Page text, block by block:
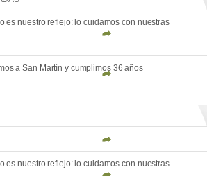
es nuestro reflejo: lo cuidamos con nuestras
a San Martín y cumplimos 36 años
es nuestro reflejo: lo cuidamos con nuestras